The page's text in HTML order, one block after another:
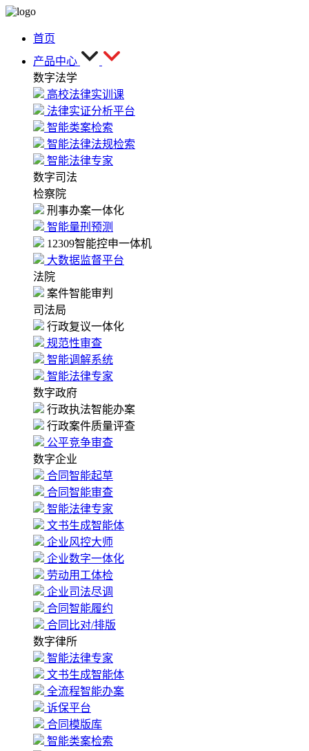
首页
产品中心
数字法学
高校法律实训课
法律实证分析平台
智能类案检索
智能法律法规检索
智能法律专家
数字司法
检察院
刑事办案一体化
智能量刑预测
12309智能控申一体机
大数据监督平台
法院
案件智能审判
司法局
行政复议一体化
规范性审查
智能调解系统
智能法律专家
数字政府
行政执法智能办案
行政案件质量评查
公平竞争审查
数字企业
合同智能起草
合同智能审查
智能法律专家
文书生成智能体
企业风控大师
企业数字一体化
劳动用工体检
企业司法尽调
合同智能履约
合同比对/排版
数字律所
智能法律专家
文书生成智能体
全流程智能办案
诉保平台
合同模版库
智能类案检索